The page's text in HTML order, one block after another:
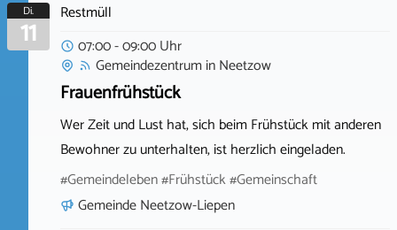
Di.
11
Restmüll
07:00 - 09:00 Uhr
GemeindezentruminNeetzow
Frauenfrühstück
Wer Zeit und Lust hat, sich beim Frühstück mit anderen
Bewohner zu unterhalten, ist herzlich eingeladen.
#Gemeindeleben #Frühstück #Gemeinschaft
Gemeinde Neetzow-Liepen